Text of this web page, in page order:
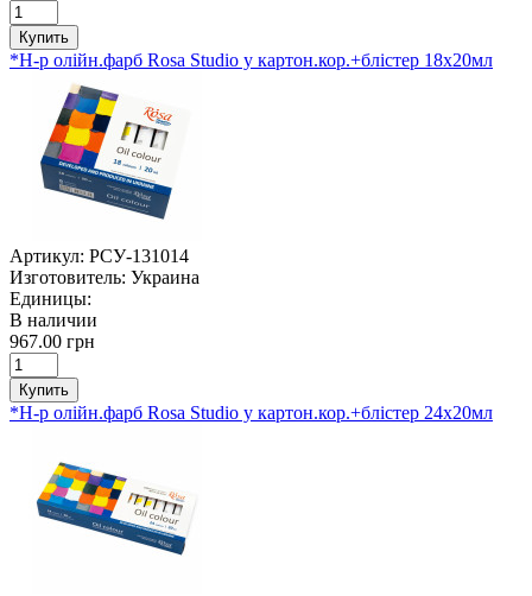
Купить
*Н-р олійн.фарб Rosa Studio у картон.кор.+блістер 18х20мл
Артикул: РСУ-131014
Изготовитель: Украина
Единицы:
В наличии
967.00 грн
Купить
*Н-р олійн.фарб Rosa Studio у картон.кор.+блістер 24х20мл